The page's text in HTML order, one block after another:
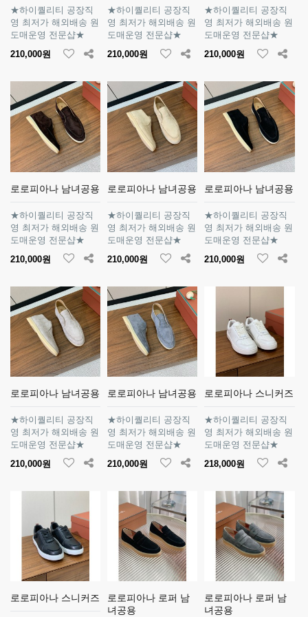
★하이퀄리티 공장직
영 최저가 해외배송 원
도매운영 전문샵★
210,000원
★하이퀄리티 공장직
영 최저가 해외배송 원
도매운영 전문샵★
210,000원
★하이퀄리티 공장직
영 최저가 해외배송 원
도매운영 전문샵★
210,000원
로로피아나 남녀공용
★하이퀄리티 공장직
영 최저가 해외배송 원
도매운영 전문샵★
210,000원
로로피아나 남녀공용
★하이퀄리티 공장직
영 최저가 해외배송 원
도매운영 전문샵★
210,000원
로로피아나 남녀공용
★하이퀄리티 공장직
영 최저가 해외배송 원
도매운영 전문샵★
210,000원
로로피아나 남녀공용
★하이퀄리티 공장직
영 최저가 해외배송 원
도매운영 전문샵★
210,000원
로로피아나 남녀공용
★하이퀄리티 공장직
영 최저가 해외배송 원
도매운영 전문샵★
210,000원
로로피아나 스니커즈
★하이퀄리티 공장직
영 최저가 해외배송 원
도매운영 전문샵★
218,000원
로로피아나 스니커즈
로로피아나 로퍼 남
녀공용
로로피아나 로퍼 남
녀공용